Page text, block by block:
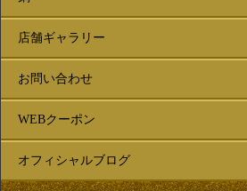
店舗ギャラリー
お問い合わせ
WEBクーポン
オフィシャルブログ